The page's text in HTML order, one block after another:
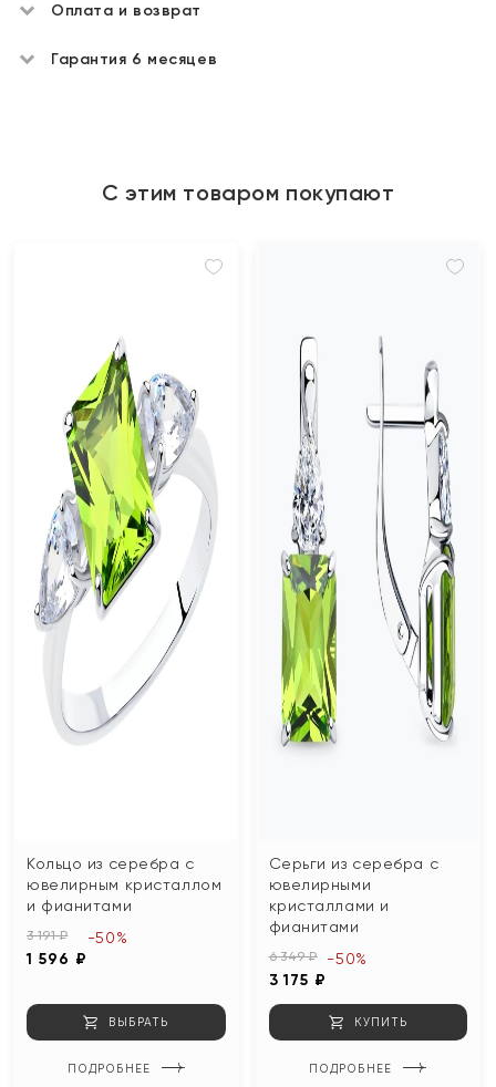
Оплата и возврат
Гарантия 6 месяцев
С этим товаром покупают
Кольцо из серебра с
ювелирным кристаллом
и фианитами
3 191 ₽
1 596 ₽
-50%
ВЫБРАТЬ
ПОДРОБНЕЕ
Серьги из серебра с
ювелирными
кристаллами и
фианитами
6 349 ₽
3 175 ₽
-50%
КУПИТЬ
ПОДРОБНЕЕ